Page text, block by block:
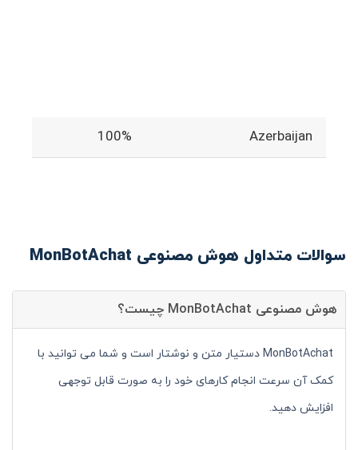
Azerbaijan
100%
سوالات متداول هوش مصنوعی MonBotAchat
هوش مصنوعی MonBotAchat چیست؟
MonBotAchat دستیار متن و نوشتار است و شما می توانید با
کمک آن سرعت انجام کارهای خود را به صورت قابل توجهی
افزایش دهید.